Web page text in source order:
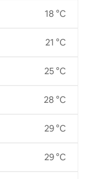
18 °C
21 °C
25 °C
28 °C
29 °C
29 °C